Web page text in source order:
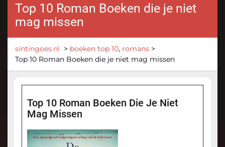
Top 10 Roman Boeken die je niet
mag missen
sintingoes.nl > boeken top 10, romans >
Top 10 Roman Boeken die je niet mag missen
Top 10 Roman Boeken Die Je Niet
Mag Missen